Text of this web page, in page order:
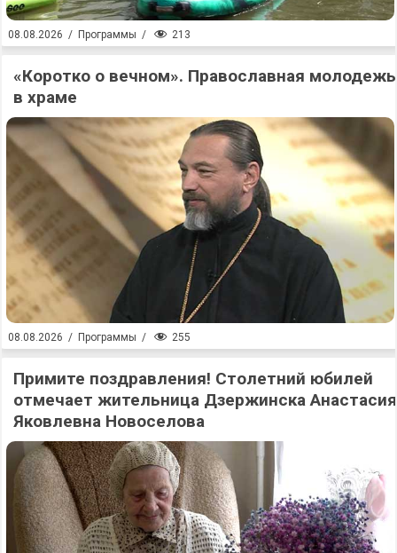
08.08.2026 / Программы / 213
«Коротко о вечном». Православная молодежь
в храме
08.08.2026 / Программы / 255
Примите поздравления! Столетний юбилей
отмечает жительница Дзержинска Анастасия
Яковлевна Новоселова